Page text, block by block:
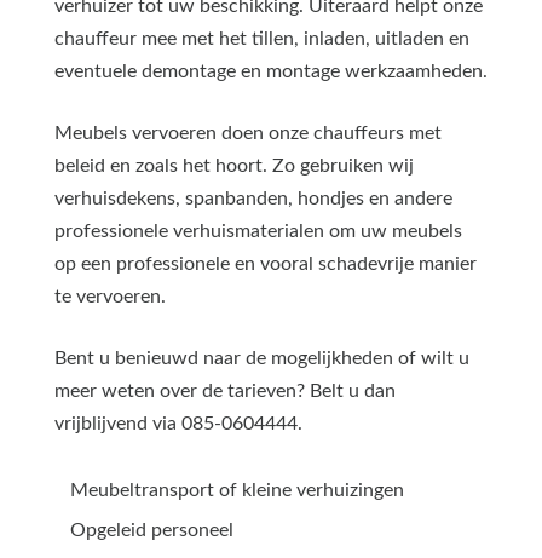
verhuizer tot uw beschikking. Uiteraard helpt onze
chauffeur mee met het tillen, inladen, uitladen en
eventuele demontage en montage werkzaamheden.
Meubels vervoeren doen onze chauffeurs met
beleid en zoals het hoort. Zo gebruiken wij
verhuisdekens, spanbanden, hondjes en andere
professionele verhuismaterialen om uw meubels
op een professionele en vooral schadevrije manier
te vervoeren.
Bent u benieuwd naar de mogelijkheden of wilt u
meer weten over de tarieven? Belt u dan
vrijblijvend via 085-0604444.
Meubeltransport of kleine verhuizingen
Opgeleid personeel